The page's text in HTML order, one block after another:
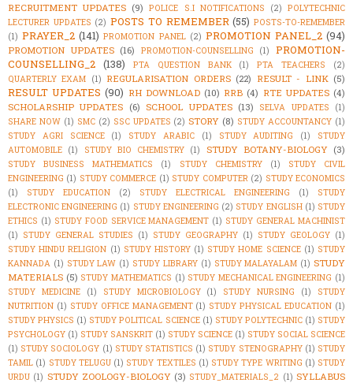
RECRUITMENT UPDATES (9) POLICE S.I NOTIFICATIONS (2) POLYTECHNIC
LECTURER UPDATES (2) POSTS TO REMEMBER (55) POSTS-TO-REMEMBER
(1) PRAYER_2 (141) PROMOTION PANEL (2) PROMOTION PANEL_2 (94)
PROMOTION UPDATES (16) PROMOTION-COUNSELLING (1)
PROMOTION-
COUNSELLING_2 (138) PTA QUESTION BANK (1) PTA TEACHERS
(2)
QUARTERLY EXAM (1) REGULARISATION ORDERS (22) RESULT - LINK (5)
RESULT UPDATES (90) RH DOWNLOAD (10) RRB (4) RTE UPDATES (4)
SCHOLARSHIP UPDATES (6) SCHOOL UPDATES (13) SELVA UPDATES
(1)
SHARE NOW (1) SMC (2) SSC UPDATES (2) STORY (8) STUDY ACCOUNTANCY (1)
STUDY AGRI SCIENCE
(1) STUDY ARABIC (1) STUDY AUDITING (1)
STUDY
AUTOMOBILE (1) STUDY BIO CHEMISTRY (1) STUDY BOTANY-BIOLOGY (3)
STUDY BUSINESS MATHEMATICS (1) STUDY CHEMISTRY (1)
STUDY CIVIL
ENGINEERING (1) STUDY COMMERCE (1) STUDY COMPUTER (2) STUDY ECONOMICS
(1)
STUDY EDUCATION (2) STUDY ELECTRICAL ENGINEERING (1)
STUDY
ELECTRONIC ENGINEERING (1) STUDY ENGINEERING (2) STUDY ENGLISH (1) STUDY
ETHICS (1) STUDY FOOD SERVICE MANAGEMENT (1) STUDY GENERAL MACHINIST
(1) STUDY GENERAL STUDIES (1) STUDY GEOGRAPHY (1) STUDY GEOLOGY (1)
STUDY HINDU RELIGION (1) STUDY HISTORY (1) STUDY HOME SCIENCE (1) STUDY
KANNADA (1) STUDY LAW (1) STUDY LIBRARY (1) STUDY MALAYALAM (1) STUDY
MATERIALS (5) STUDY MATHEMATICS (1) STUDY MECHANICAL ENGINEERING (1)
STUDY MEDICINE
(1) STUDY MICROBIOLOGY (1) STUDY NURSING (1)
STUDY
NUTRITION (1) STUDY OFFICE MANAGEMENT (1) STUDY PHYSICAL EDUCATION (1)
STUDY PHYSICS (1) STUDY POLITICAL SCIENCE (1) STUDY POLYTECHNIC (1) STUDY
PSYCHOLOGY (1) STUDY SANSKRIT (1) STUDY SCIENCE (1) STUDY SOCIAL SCIENCE
(1) STUDY SOCIOLOGY (1) STUDY STATISTICS (1) STUDY STENOGRAPHY (1) STUDY
TAMIL (1) STUDY TELUGU (1) STUDY TEXTILES (1) STUDY TYPE WRITING (1) STUDY
URDU (1) STUDY ZOOLOGY-BIOLOGY (3) STUDY_MATERIALS_2 (1) SYLLABUS